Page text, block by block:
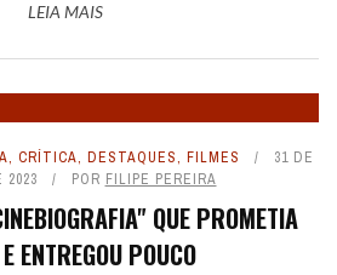
LEIA MAIS
, CRÍTICA, DESTAQUES, FILMES
31 DE
2023
POR FILIPE PEREIRA
QUE PROMETIA
ENTREGOU POUCO